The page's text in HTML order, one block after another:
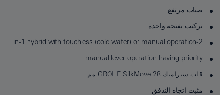
صباب مرتفع
تركيب بفتحة واحدة
2-in-1 hybrid with touchless (cold water) or manual operation
manual lever operation having priority
قلب سيراميك GROHE SilkMove 28 مم
مثبت اتجاه التدفق